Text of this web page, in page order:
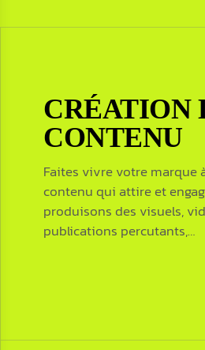
CRÉATION
CONTENU
Faites vivre votre marque
contenu qui attire et
produisons des visuels,
publications percutants,…
CRÉATION
CONTENU
Faites vivre votre marque à
contenu qui attire et
produisons des visuels,